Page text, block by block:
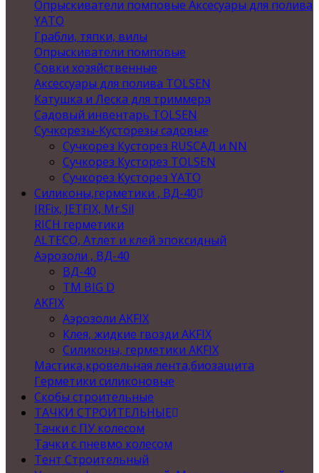
Опрыскиватели помповые Аксесуары для полива
YATO
Грабли, тяпки, вилы
Опрыскиватели помповые
Совки хозяйственные
Аксессуары для полива TOLSEN
Катушка и Леска для триммера
Садовый инвентарь TOLSEN
Сучкорезы-Кусторезы садовые
Сучкорез Кусторез RUSСАД и NN
Сучкорез Кусторез TOLSEN
Сучкорез Кусторез YATO
Силиконы,герметики , ВД-40
IRFix, JETFIX, Mr.Sil
RICH герметики
ALTECO, Атлет и клей эпоксидный
Аэрозоли , ВД-40
ВД-40
TM BIG D
AKFIX
Аэрозоли AKFIX
Клея, жидкие гвозди AKFIX
Силиконы, герметики AKFIX
Мастика,кровельная лента,биозащита
Герметики силиконовые
Скобы строительные
ТАЧКИ СТРОИТЕЛЬНЫЕ
Тачки с ПУ колесом
Тачки с пневмо колесом
Тент Строительный